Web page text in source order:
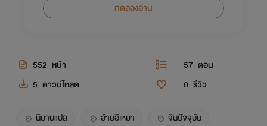
ทดลองอ่าน
552 หน้า 57 ตอน
5 ดาวน์โหลด 0 รีวิว
นิยายแปล อ้ายอีเหยา
จีนปัจจุบัน